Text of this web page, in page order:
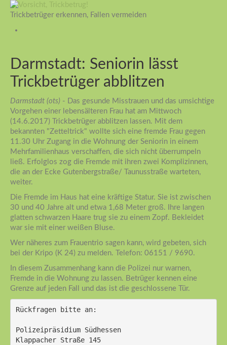
Trickbetrüger erkennen, Fallen vermeiden
Darmstadt: Seniorin lässt
Trickbetrüger abblitzen
Darmstadt (ots) - Das gesunde Misstrauen und das umsichtige
Vorgehen einer lebensälteren Frau hat am Mittwoch
(14.6.2017) Trickbetrüger abblitzen lassen. Mit dem
bekannten "Zetteltrick" wollte sich eine fremde Frau gegen
11.30 Uhr Zugang in die Wohnung der Seniorin in einem
Mehrfamilienhaus verschaffen, die sich nicht überrumpeln
ließ. Erfolglos zog die Fremde mit ihren zwei Komplizinnen,
die an der Ecke Gutenbergstraße/ Taunusstraße warteten,
weiter.
Die Fremde im Haus hat eine kräftige Statur. Sie ist zwischen
30 und 40 Jahre alt und etwa 1,68 Meter groß. Ihre langen
glatten schwarzen Haare trug sie zu einem Zopf. Bekleidet
war sie mit einer weißen Bluse.
Wer näheres zum Frauentrio sagen kann, wird gebeten, sich
bei der Kripo (K 24) zu melden. Telefon: 06151 / 9690.
In diesem Zusammenhang kann die Polizei nur warnen,
Fremde in die Wohnung zu lassen. Betrüger kennen eine
Grenze auf jeden Fall und das ist die geschlossene Tür.
Rückfragen bitte an:
Polizeipräsidium Südhessen
Klappacher Straße 145